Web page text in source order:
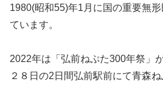
1980(昭和55)年1月に国の重要無
ています。
2022年は「弘前ねぷた300年祭」
２８日の2日間弘前駅前にて青森